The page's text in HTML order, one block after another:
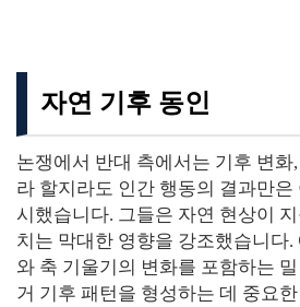
자연 기후 동인
논쟁에서 반대 측에서는 기후 변
라 할지라도 인간 행동의 결과만은
시했습니다. 그들은 자연 현상이
치는 막대한 영향을 강조했습니다.
와 축 기울기의 변화를 포함하는
거 기후 패턴을 형성하는 데 중요